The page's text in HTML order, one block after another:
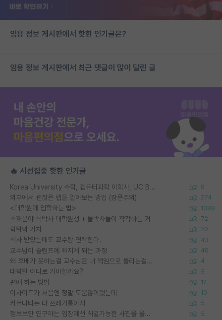
임용 정보 게시판에서 핫한 인기글은?
임용 정보 게시판에서 최근 댓글이 많이 달린 글
🔥 시선집중 핫한 인기글
Korea University 수학, 컴퓨터과학 이학사, UC Berkeley 산업공학 대학원 공학박사가 되는 것은 쉽지 않겠죠? 9
외부에서 괜찮은 랩을 알아보는 방법 (장문주의) 274
<대학원에 입학하는 법> 1388
소재분야 석박사 대학원생 + 물박사들이 착각하는 거 72
학위의 가치 20
석사 받았는데도 교수랑 연락한다. 43
교수님이 슬럼프에 빠지게 되는 과정 40
왜 후배가 못하는걸 교수님은 내 책임으로 돌리는걸까요? 4
대학원 어디로 가야할까요? 5
편애 하는 방법 12
이사이트가 처음엔 정말 도움많이됐는데 10
커뮤니티는 다 쓰레기통이지 5
정보보안 연구하는 입장에선 식별가능한 사진을 올리는건 비추이긴함 5